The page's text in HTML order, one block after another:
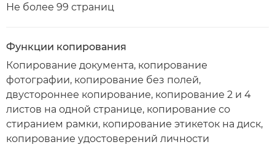
Не более 99 страниц
Функции копирования
Копирование документа, копирование
фотографии, копирование без полей,
двустороннее копирование, копирование 2 и 4
листов на одной странице, копирование со
стиранием рамки, копирование этикеток на диск,
копирование удостоверений личности